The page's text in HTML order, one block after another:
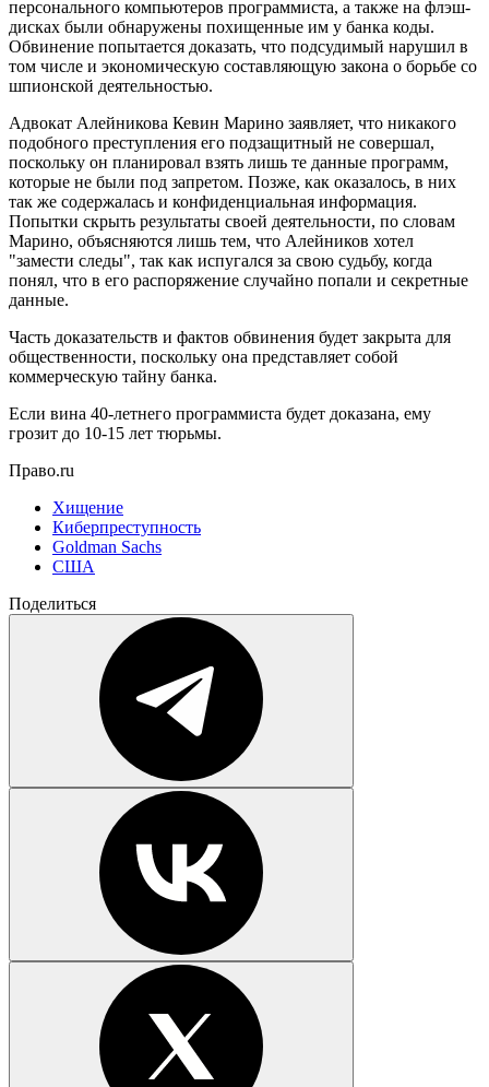
персонального компьютеров программиста, а также на флэш-
дисках были обнаружены похищенные им у банка коды.
Обвинение попытается доказать, что подсудимый нарушил в
том числе и экономическую составляющую закона о борьбе со
шпионской деятельностью.
Адвокат Алейникова Кевин Марино заявляет, что никакого
подобного преступления его подзащитный не совершал,
поскольку он планировал взять лишь те данные программ,
которые не были под запретом. Позже, как оказалось, в них
так же содержалась и конфиденциальная информация.
Попытки скрыть результаты своей деятельности, по словам
Марино, объясняются лишь тем, что Алейников хотел
"замести следы", так как испугался за свою судьбу, когда
понял, что в его распоряжение случайно попали и секретные
данные.
Часть доказательств и фактов обвинения будет закрыта для
общественности, поскольку она представляет собой
коммерческую тайну банка.
Если вина 40-летнего программиста будет доказана, ему
грозит до 10-15 лет тюрьмы.
Право.ru
Хищение
Киберпреступность
Goldman Sachs
США
Поделиться